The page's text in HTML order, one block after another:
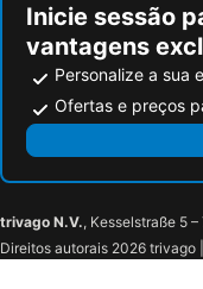
Inicie sessão
vantagens
Personalize a sua
Ofertas e preços
trivago N.V., Kesselstraße 5
Direitos autorais 2026 trivago